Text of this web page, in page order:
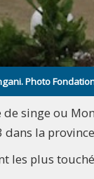
Photo
singe ou
la
les plus